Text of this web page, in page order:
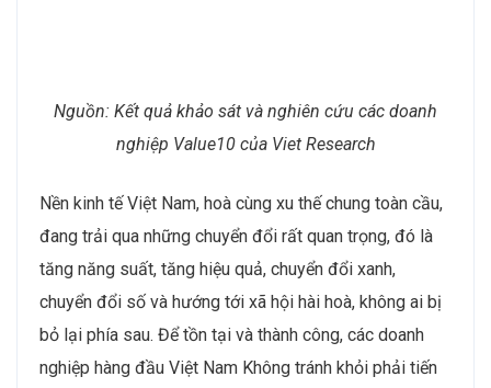
Nguồn: Kết quả khảo sát và nghiên cứu các doanh
nghiệp Value10 của Viet Research
Nền kinh tế Việt Nam, hoà cùng xu thế chung toàn cầu,
đang trải qua những chuyển đổi rất quan trọng, đó là
tăng năng suất, tăng hiệu quả, chuyển đổi xanh,
chuyển đổi số và hướng tới xã hội hài hoà, không ai bị
bỏ lại phía sau. Để tồn tại và thành công, các doanh
nghiệp hàng đầu Việt Nam Không tránh khỏi phải tiến